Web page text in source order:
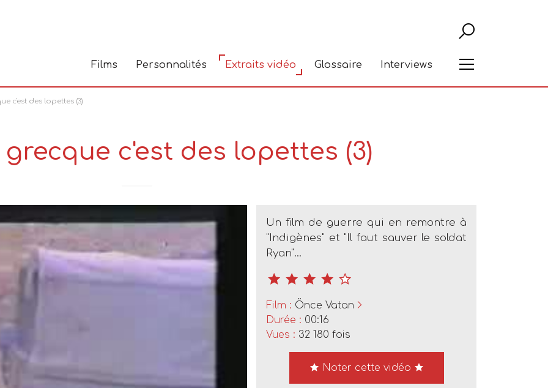
Films Personnalités Extraits vidéo Glossaire Interviews
c'est des lopettes (3)
grecque c'est des lopettes (3)
Un film de guerre qui en remontre à
"Indigènes" et "Il faut sauver le soldat
Ryan"...
Film : Önce Vatan
Durée : 00:16
Vues : 32 180 fois
Noter cette vidéo